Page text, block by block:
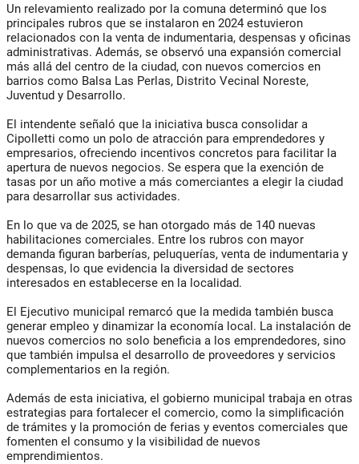
Un relevamiento realizado por la comuna determinó que los
principales rubros que se instalaron en 2024 estuvieron
relacionados con la venta de indumentaria, despensas y oficinas
administrativas. Además, se observó una expansión comercial
más allá del centro de la ciudad, con nuevos comercios en
barrios como Balsa Las Perlas, Distrito Vecinal Noreste,
Juventud y Desarrollo.
El intendente señaló que la iniciativa busca consolidar a
Cipolletti como un polo de atracción para emprendedores y
empresarios, ofreciendo incentivos concretos para facilitar la
apertura de nuevos negocios. Se espera que la exención de
tasas por un año motive a más comerciantes a elegir la ciudad
para desarrollar sus actividades.
En lo que va de 2025, se han otorgado más de 140 nuevas
habilitaciones comerciales. Entre los rubros con mayor
demanda figuran barberías, peluquerías, venta de indumentaria y
despensas, lo que evidencia la diversidad de sectores
interesados en establecerse en la localidad.
El Ejecutivo municipal remarcó que la medida también busca
generar empleo y dinamizar la economía local. La instalación de
nuevos comercios no solo beneficia a los emprendedores, sino
que también impulsa el desarrollo de proveedores y servicios
complementarios en la región.
Además de esta iniciativa, el gobierno municipal trabaja en otras
estrategias para fortalecer el comercio, como la simplificación
de trámites y la promoción de ferias y eventos comerciales que
fomenten el consumo y la visibilidad de nuevos
emprendimientos.